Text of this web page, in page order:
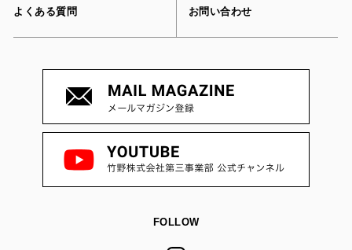
よくある質問 お問い合わせ
FOLLOW